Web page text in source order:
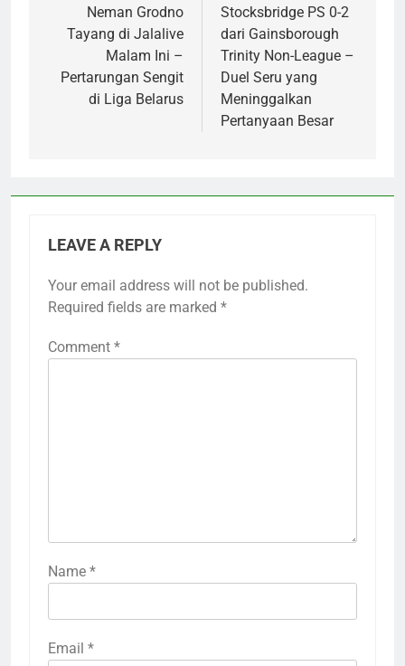
Neman Grodno
Tayang di Jalalive
Malam Ini –
Pertarungan Sengit
di Liga Belarus
Stocksbridge PS 0-2
dari Gainsborough
Trinity Non-League –
Duel Seru yang
Meninggalkan
Pertanyaan Besar
LEAVE A REPLY
Your email address will not be published.
Required fields are marked *
Comment *
Name *
Email *